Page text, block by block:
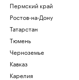
Пермский край
Ростов-на-Дону
Татарстан
Тюмень
Черноземье
Кавказ
Карелия